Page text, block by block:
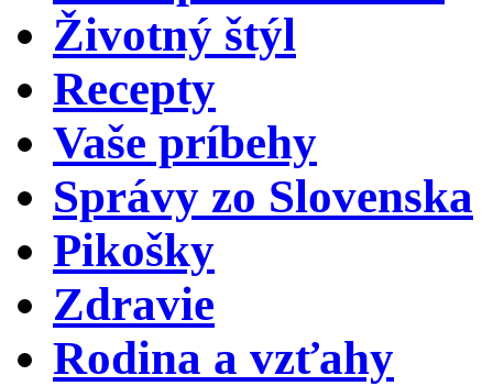
Životný štýl
Recepty
Vaše príbehy
Správy zo Slovenska
Pikošky
Zdravie
Rodina a vzťahy